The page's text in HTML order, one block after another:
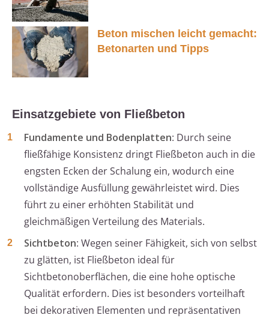
Beton mischen leicht gemacht:
Betonarten und Tipps
Einsatzgebiete von Fließbeton
Fundamente und Bodenplatten: Durch seine
fließfähige Konsistenz dringt Fließbeton auch in die
engsten Ecken der Schalung ein, wodurch eine
vollständige Ausfüllung gewährleistet wird. Dies
führt zu einer erhöhten Stabilität und
gleichmäßigen Verteilung des Materials.
Sichtbeton: Wegen seiner Fähigkeit, sich von selbst
zu glätten, ist Fließbeton ideal für
Sichtbetonoberflächen, die eine hohe optische
Qualität erfordern. Dies ist besonders vorteilhaft
bei dekorativen Elementen und repräsentativen